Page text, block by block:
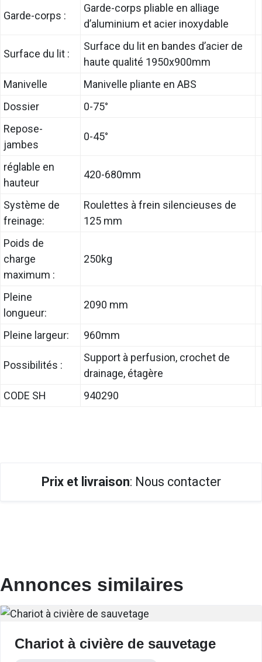
Garde-corps :
Garde-corps pliable en alliage
d’aluminium et acier inoxydable
Surface du lit :
Surface du lit en bandes d’acier de
haute qualité 1950x900mm
Manivelle
Manivelle pliante en ABS
Dossier
0-75°
Repose-
jambes
0-45°
réglable en
hauteur
420-680mm
Système de
freinage:
Roulettes à frein silencieuses de
125 mm
Poids de
charge
maximum :
250kg
Pleine
longueur:
2090 mm
Pleine largeur: 960mm
Possibilités :
Support à perfusion, crochet de
drainage, étagère
CODE SH
940290
Prix et livraison: Nous contacter
Annonces similaires
Chariot à civière de sauvetage